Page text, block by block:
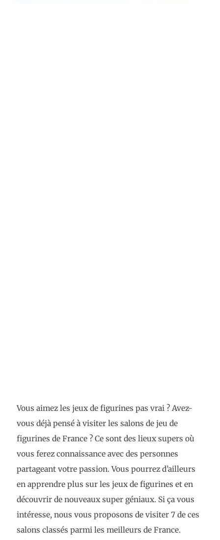
Vous aimez les jeux de figurines pas vrai ? Avez-
vous déjà pensé à visiter les salons de jeu de
figurines de France ? Ce sont des lieux supers où
vous ferez connaissance avec des personnes
partageant votre passion. Vous pourrez d’ailleurs
en apprendre plus sur les jeux de figurines et en
découvrir de nouveaux super géniaux. Si ça vous
intéresse, nous vous proposons de visiter 7 de ces
salons classés parmi les meilleurs de France.